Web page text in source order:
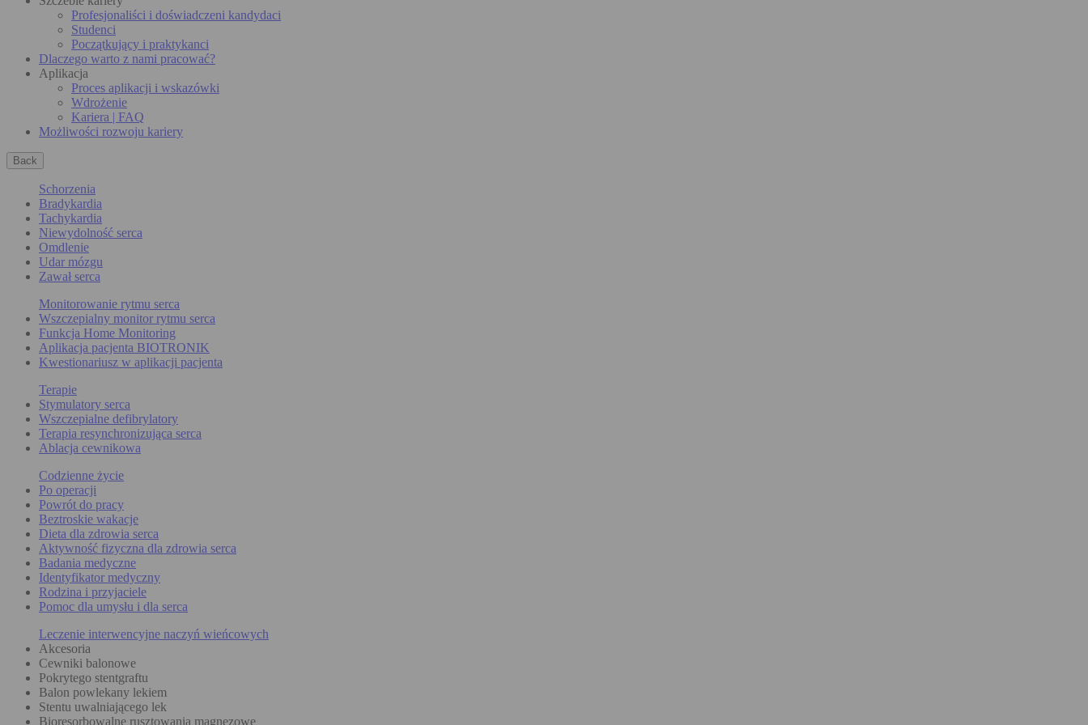
Profesjonaliści i doświadczeni kandydaci
Studenci
Początkujący i praktykanci
Dlaczego warto z nami pracować?
Aplikacja
Proces aplikacji i wskazówki
Wdrożenie
Kariera | FAQ
Możliwości rozwoju kariery
Back
Schorzenia
Bradykardia
Tachykardia
Niewydolność serca
Omdlenie
Udar mózgu
Zawał serca
Monitorowanie rytmu serca
Wszczepialny monitor rytmu serca
Funkcja Home Monitoring
Aplikacja pacjenta BIOTRONIK
Kwestionariusz w aplikacji pacjenta
Terapie
Stymulatory serca
Wszczepialne defibrylatory
Terapia resynchronizująca serca
Ablacja cewnikowa
Codzienne życie
Po operacji
Powrót do pracy
Beztroskie wakacje
Dieta dla zdrowia serca
Aktywność fizyczna dla zdrowia serca
Badania medyczne
Identyfikator medyczny
Rodzina i przyjaciele
Pomoc dla umysłu i dla serca
Leczenie interwencyjne naczyń wieńcowych
Akcesoria
Cewniki balonowe
Pokrytego stentgraftu
Balon powlekany lekiem
Stentu uwalniającego lek
Bioresorbowalne rusztowania magnezowe